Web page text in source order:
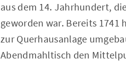
aus dem 14. Jahrhundert,
geworden war. Bereits
zur Querhausanlage
Abendmahltisch den